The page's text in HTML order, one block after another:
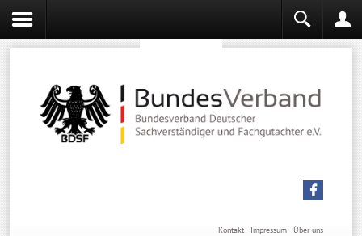
Über uns
Impressum
Kontakt